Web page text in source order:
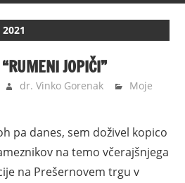
2021
JOPIČI”
dr. Vinko Gorenak
Moje
pa danes, sem doživel kopico
na temo včerajšnjega
na Prešernovem trgu v